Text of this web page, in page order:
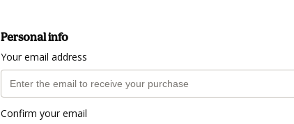
Personal info
Your email address
Confirm your email